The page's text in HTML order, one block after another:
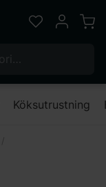
Favoriter
Mitt
Köksutrustning